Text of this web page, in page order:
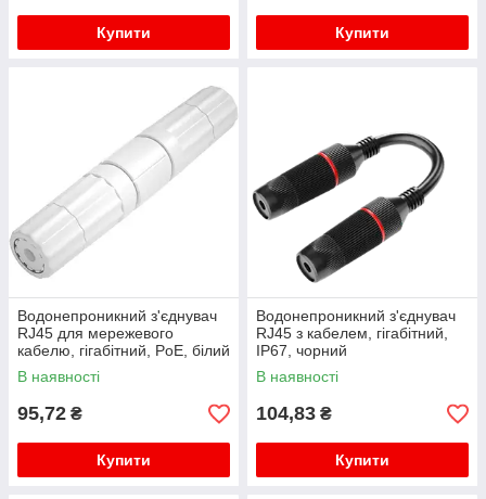
Купити Купити
Водонепроникний з'єднувач
RJ45 для мережевого
кабелю, гігабітний, PoE, білий
В наявності
95,72 ₴
Купити
Водонепроникний з'єднувач
RJ45 з кабелем, гігабітний,
IP67, чорний
В наявності
104,83 ₴
Купити